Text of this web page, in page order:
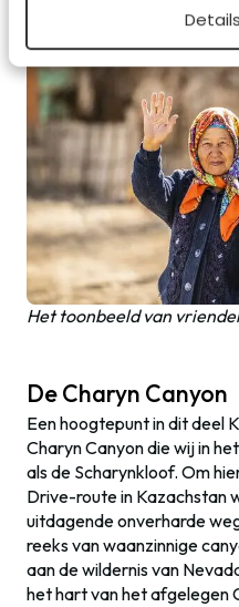
Het toonbeeld van
De Charyn Canyon
Een hoogtepunt in dit deel
Charyn Canyon die wij in
als de Scharynkloof. Om
Drive-route in Kazachstan
uitdagende onverharde
reeks van waanzinnige
aan de wildernis van
het hart van het afgelegen